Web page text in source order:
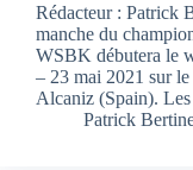
Rédacteur : Patrick
manche du
WSBK débutera le
– 23 mai 2021 sur
Alcaniz (Spain).
Patrick